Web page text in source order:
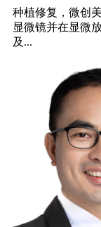
种植修复，微创
显微镜并在显微
及...